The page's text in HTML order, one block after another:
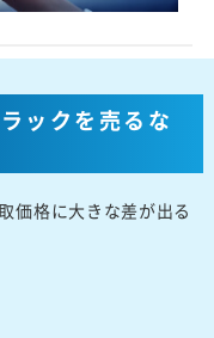
ックを売るな
価格に大きな差が出る